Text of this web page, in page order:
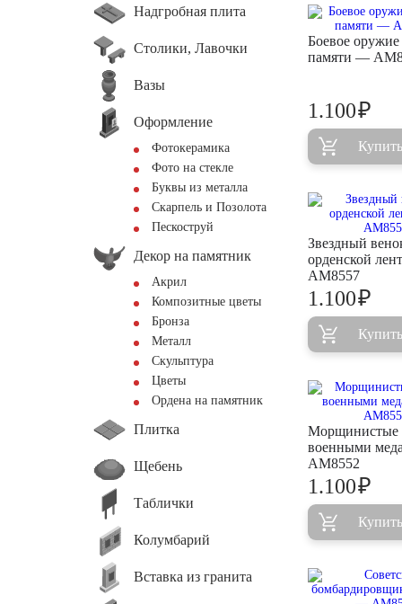
Надгробная плита
Столики, Лавочки
Вазы
Оформление
Фотокерамика
Фото на стекле
Буквы из металла
Скарпель и Позолота
Пескоструй
Декор на памятник
Акрил
Композитные цветы
Бронза
Металл
Скульптура
Цветы
Ордена на памятник
Плитка
Щебень
Таблички
Колумбарий
Вставка из гранита
Боевое оружие
памяти —
1.100₽
Купить
Звездный
орденской
AM8557
1.100₽
Купить
Морщинистые
военными
AM8552
1.100₽
Купить